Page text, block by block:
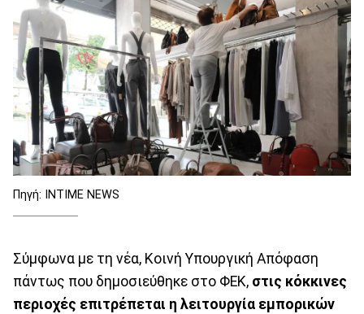
Πηγή: INTIME NEWS
Σύμφωνα με τη νέα, Κοινή Υπουργική Απόφαση
πάντως που δημοσιεύθηκε στο ΦΕΚ, στις κόκκινες
περιοχές επιτρέπεται η λειτουργία εμπορικών